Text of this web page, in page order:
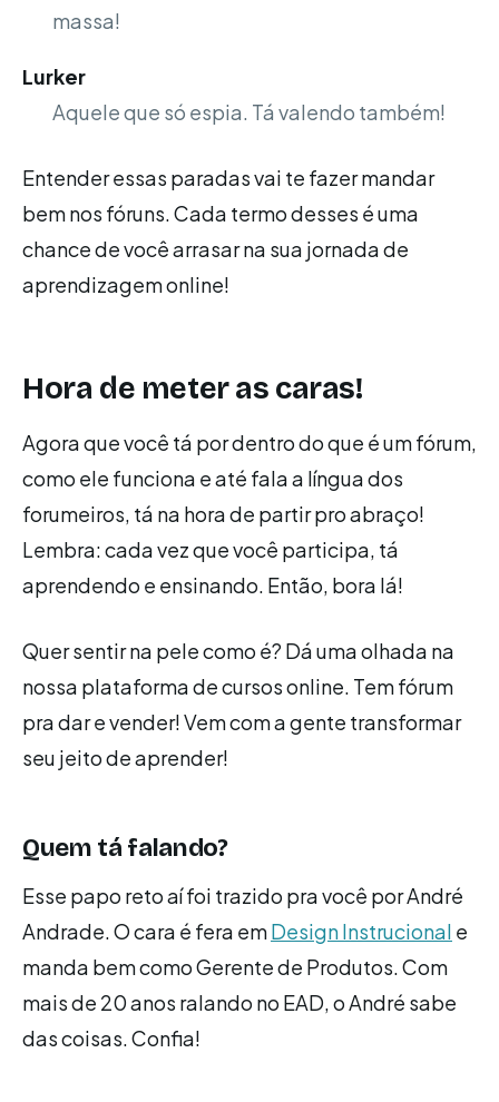
massa!
Lurker
Aquele que só espia. Tá valendo também!
Entender essas paradas vai te fazer mandar
bem nos fóruns. Cada termo desses é uma
chance de você arrasar na sua jornada de
aprendizagem online!
Hora de meter as caras!
Agora que você tá por dentro do que é um fórum,
como ele funciona e até fala a língua dos
forumeiros, tá na hora de partir pro abraço!
Lembra: cada vez que você participa, tá
aprendendo e ensinando. Então, bora lá!
Quer sentir na pele como é? Dá uma olhada na
nossa plataforma de cursos online. Tem fórum
pra dar e vender! Vem com a gente transformar
seu jeito de aprender!
Quem tá falando?
Esse papo reto aí foi trazido pra você por André
Andrade. O cara é fera emDesign Instrucional e
manda bem como Gerente de Produtos. Com
mais de 20 anos ralando no EAD, o André sabe
das coisas. Confia!